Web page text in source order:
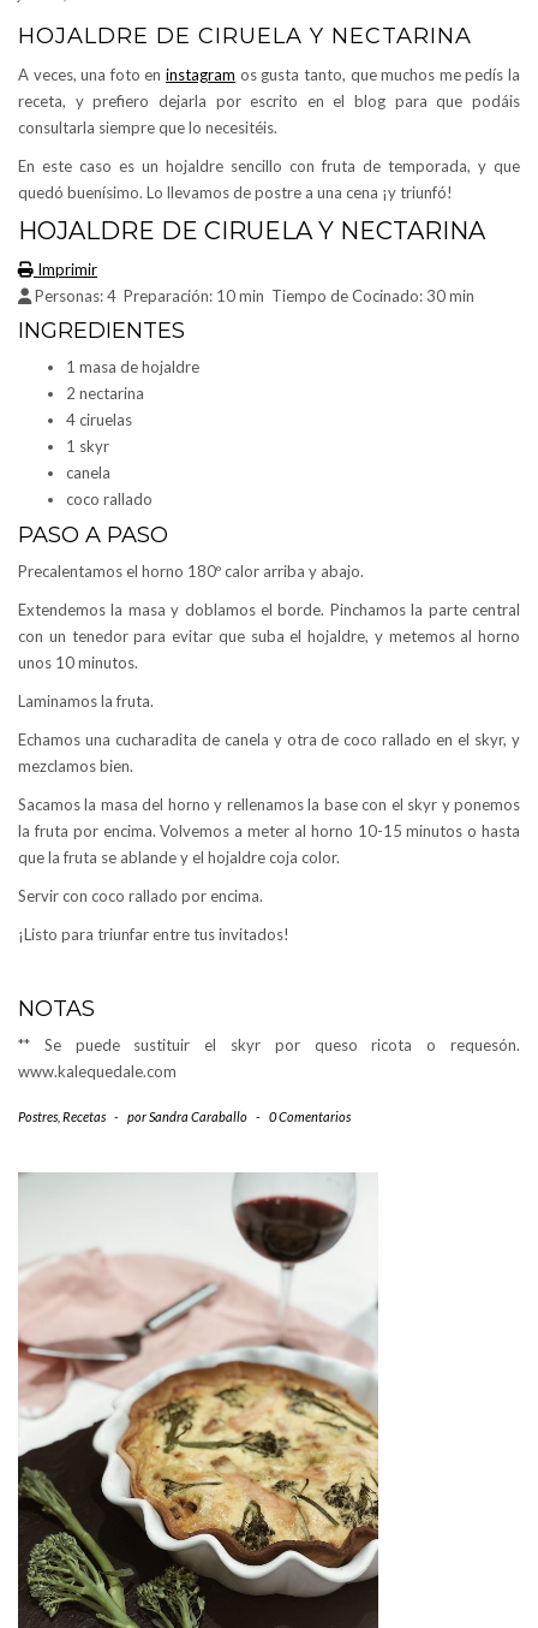
HOJALDRE DE CIRUELA Y NECTARINA
A veces, una foto eninstagram os gusta tanto, que muchos me pedís la
receta, y prefiero dejarla por escrito en el blog para que podáis
consultarla siempre que lo necesitéis.
En este caso es un hojaldre sencillo con fruta de temporada, y que
quedó buenísimo. Lo llevamos de postre a una cena ¡y triunfó!
HOJALDRE DE CIRUELA Y NECTARINA
Imprimir
Personas:4 Preparación: 10 min Tiempo de Cocinado: 30 min
INGREDIENTES
1 masa de hojaldre
2 nectarina
4 ciruelas
1 skyr
canela
coco rallado
PASO A PASO
Precalentamos el horno 180º calor arriba y abajo.
Extendemos la masa y doblamos el borde. Pinchamos la parte central
con un tenedor para evitar que suba el hojaldre, y metemos al horno
unos 10 minutos.
Laminamos la fruta.
Echamos una cucharadita de canela y otra de coco rallado en el skyr, y
mezclamos bien.
Sacamos la masa del horno y rellenamos la base con el skyr y ponemos
la fruta por encima. Volvemos a meter al horno 10-15 minutos o hasta
que la fruta se ablande y el hojaldre coja color.
Servir con coco rallado por encima.
¡Listo para triunfar entre tus invitados!
NOTAS
** Se puede sustituir el skyr por queso ricota o requesón.
www.kalequedale.com
Postres Recetas - porSandra Caraballo - 0 Comentarios